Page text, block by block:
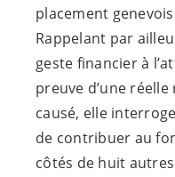
placement
Rappelant par
geste financier à
preuve d’une
causé, elle
de contribuer au
côtés de huit